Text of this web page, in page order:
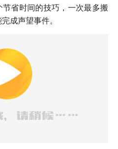
省时间的技巧， 一次最多搬
成声望事件。